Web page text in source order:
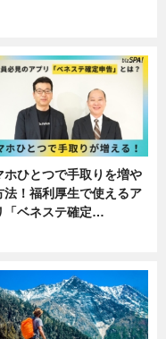
ホひとつで手取りを増や
法！福利厚生で使えるア
「ベネステ確定…